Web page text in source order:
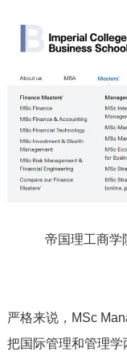
帝国理工商学
严格来说，MSc
把国际管理和管理